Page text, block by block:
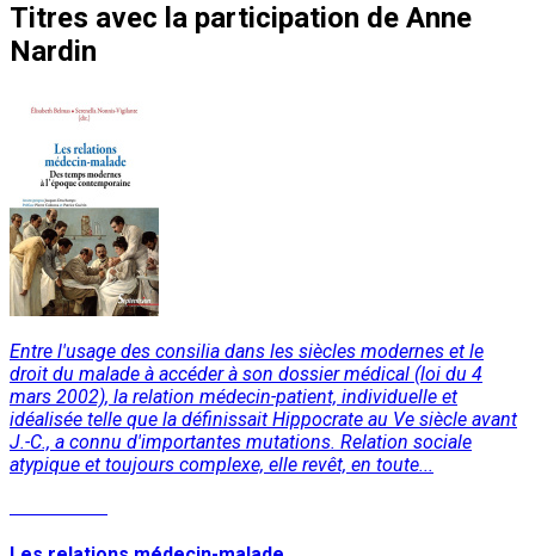
Titres avec la participation de Anne
Nardin
Entre l'usage des consilia dans les siècles modernes et le
droit du malade à accéder à son dossier médical (loi du 4
mars 2002), la relation médecin-patient, individuelle et
idéalisée telle que la définissait Hippocrate au Ve siècle avant
J.-C., a connu d'importantes mutations. Relation sociale
atypique et toujours complexe, elle revêt, en toute...